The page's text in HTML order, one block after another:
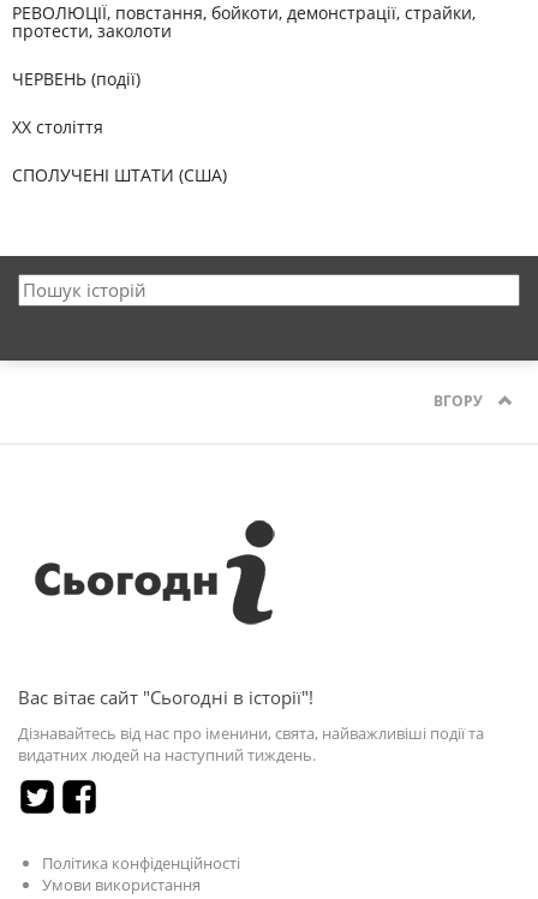
РЕВОЛЮЦІЇ, повстання, бойкоти, демонстрації, страйки,
протести, заколоти
ЧЕРВЕНЬ (події)
XX століття
СПОЛУЧЕНІ ШТАТИ (США)
ВГОРУ
Вас вітає сайт "Сьогодні в історії"!
Дізнавайтесь від нас про іменини, свята, найважливіші події та
видатних людей на наступний тиждень.
Політика конфіденційності
Умови використання